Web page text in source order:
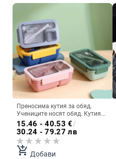
Преносима кутия за обяд.
Учениците носят обяд. Кутия
за обяд, нагряваща се в
микровълнова фурна,
устойчива на течове, с прибори
за хранене за деца Училищен
офис
15.46 - 40.53 €/
30.24 - 79.27 лв
add_shopping_cart Добави